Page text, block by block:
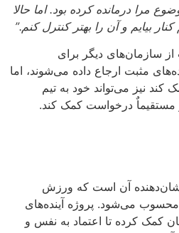
مرا درمانده کرده بود. اما حالا
بیایم و آن را بهتر کنترل کنم.”
از سازمان‌های دیگر برای
مثبت ارجاع داده می‌شوند، اما
نیز می‌تواند خود به تیم
مستقیماٌ درخواست کمک کند.
آن است که ورزش
محسوب می‌شود. پروژه آینده‌های
کمک کرده تا اعتماد به نفس و